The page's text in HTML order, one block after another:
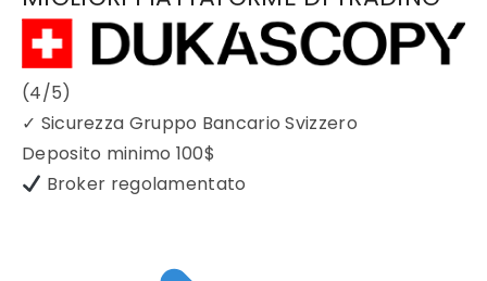
(4/5)
✓ Sicurezza Gruppo Bancario Svizzero
Deposito minimo 100$
Broker regolamentato